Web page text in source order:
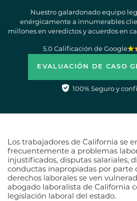
Nuestro galardonado equipo
enérgicamente a innumerables
millones en veredictos y acuerdos en
EVALUACIÓN DE CASO
100% Seguro y
5.0 Calificación de Google
Los trabajadores de California se
frecuentemente a problemas
injustificados, disputas salariales,
conductas inapropiadas por parte
derechos laborales se ven
abogado laboralista de California
legislación laboral del estado.